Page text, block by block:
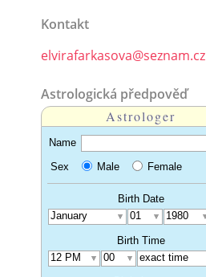
Kontakt
elvirafarkasova@seznam.cz
Astrologická předpověď